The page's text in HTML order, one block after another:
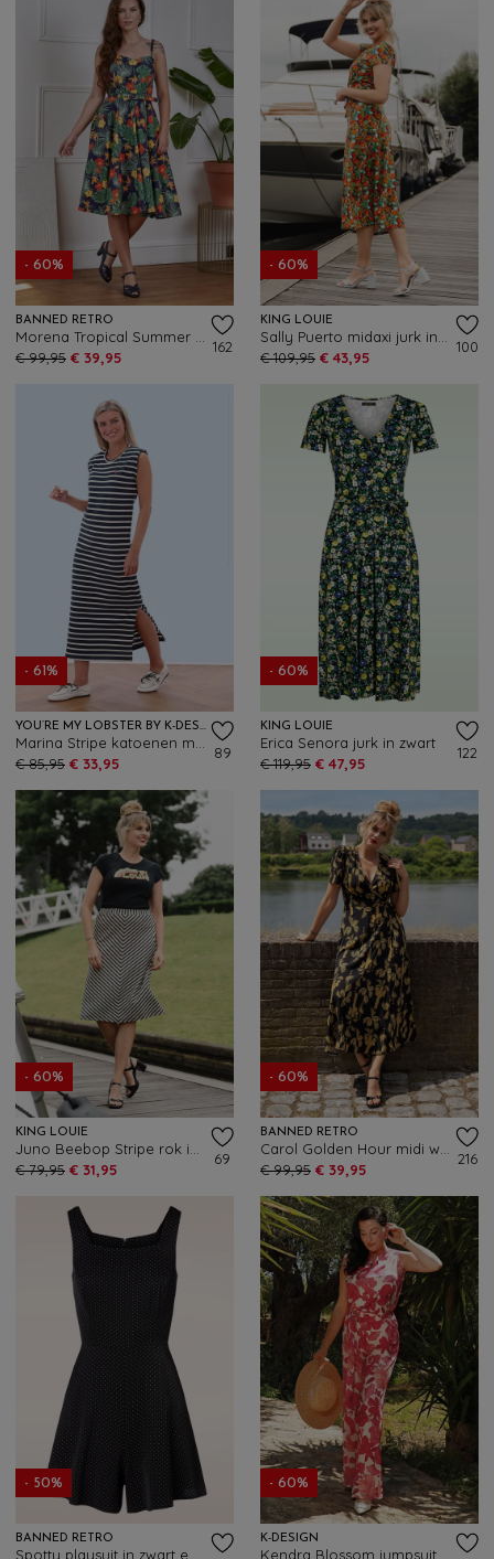
- 60%
BANNED RETRO
€ 99,95 € 39,95
162
- 60%
KING LOUIE
€ 109,95 € 43,95
100
- 61%
YOU’RE MY LOBSTER BY K-DESIGN
€ 85,95 € 33,95
89
- 60%
KING LOUIE
Erica Senora jurk in zwart
€ 119,95 € 47,95
122
- 60%
KING LOUIE
€ 79,95 € 31,95
69
- 60%
BANNED RETRO
€ 99,95 € 39,95
216
- 50%
BANNED RETRO
- 60%
K-DESIGN